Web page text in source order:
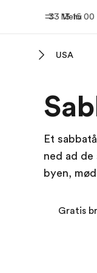
Menu
33 13 16 00
USA
Et
ned ad
byen,
Gratis